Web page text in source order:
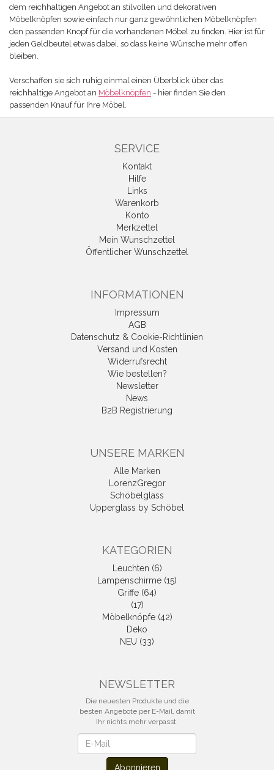
dem reichhaltigen Angebot an stilvollen und dekorativen
Möbelknöpfen sowie einfach nur ganz gewöhnlichen Möbelknöpfen
den passenden Knopf für die vorhandenen Möbel zu finden. Hier ist für
jeden Geldbeutel etwas dabei, so dass keine Wünsche mehr offen
bleiben.
Verschaffen sie sich ruhig einmal einen Überblick über das
reichhaltige Angebot an Möbelknöpfen - hier finden Sie den
passenden Knauf für Ihre Möbel.
SERVICE
Kontakt
Hilfe
Links
Warenkorb
Konto
Merkzettel
Mein Wunschzettel
Öffentlicher Wunschzettel
INFORMATIONEN
Impressum
AGB
Datenschutz & Cookie-Richtlinien
Versand und Kosten
Widerrufsrecht
Wie bestellen?
Newsletter
News
B2B Registrierung
UNSERE MARKEN
Alle Marken
LorenzGregor
Schöbelglass
Upperglass by Schöbel
KATEGORIEN
Leuchten (6)
Lampenschirme (15)
Griffe (64)
(17)
Möbelknöpfe (42)
Deko
NEU (33)
NEWSLETTER
Die neuesten Produkte und die
besten Angebote per E-Mail, damit
Ihr nichts mehr verpasst.
Abonnieren